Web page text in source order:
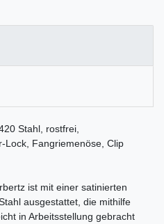
Stahl, rostfrei,
Lock, Fangriemenöse, Clip
ist mit einer satinierten
ausgestattet, die mithilfe
in Arbeitsstellung gebracht